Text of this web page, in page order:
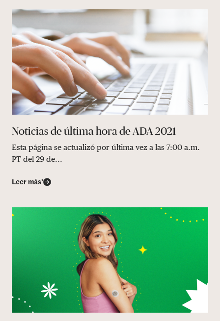
Noticias de última hora de ADA 2021
Esta página se actualizó por última vez a las 7:00 a.m.
PT del 29 de...
Leer más’